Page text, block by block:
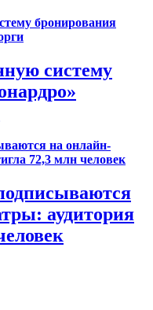
систему
аудитория